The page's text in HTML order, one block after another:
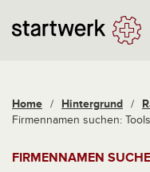
Home / Hintergrund /
Firmennamen suchen:
FIRMENNAMEN